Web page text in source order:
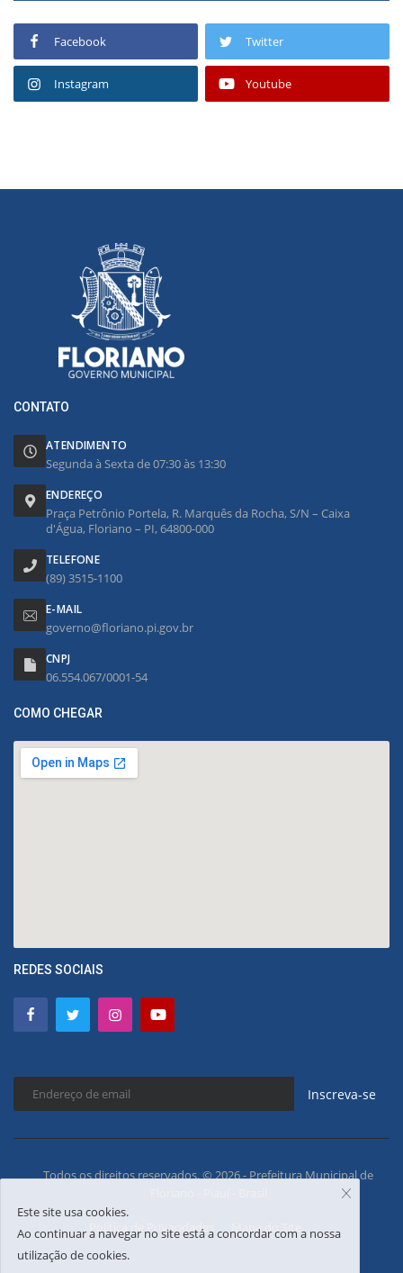
Facebook Twitter
Instagram Youtube
CONTATO
ATENDIMENTO
Segunda à Sexta de 07:30 às 13:30
ENDEREÇO
Praça Petrônio Portela, R. Marquês da Rocha, S/N – Caixa
d'Água, Floriano – PI, 64800-000
TELEFONE
(89) 3515-1100
E-MAIL
governo@floriano.pi.gov.br
CNPJ
06.554.067/0001-54
COMO CHEGAR
REDES SOCIAIS
Inscreva-se
Todos os direitos reservados. © 2026 - Prefeitura Municipal de
Política de Privacidades Mapa do Site
Este site usa cookies.
Ao continuar a navegar no site está a concordar com a nossa
utilização de cookies.